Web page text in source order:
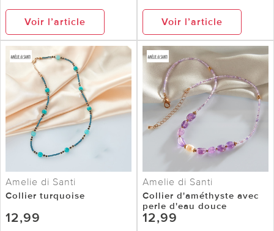
Voir l’article Voir l’article
Amelie di Santi
Collier turquoise
12,99
Amelie di Santi
Collier d'améthyste avec
perle d'eau douce
12,99